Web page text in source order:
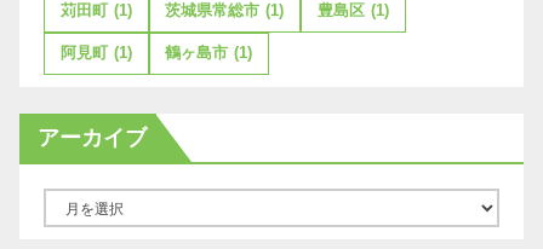
苅田町 (1) 茨城県常総市 (1) 豊島区 (1)
阿見町 (1) 鶴ヶ島市 (1)
アーカイブ